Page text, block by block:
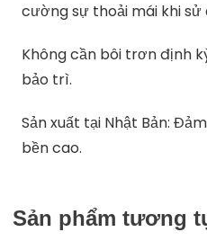
cường sự thoải mái khi sử
Không cần bôi trơn định
bảo trì.
Sản xuất tại Nhật Bản:
bền cao.
Sản phẩm tương